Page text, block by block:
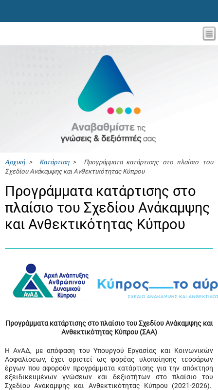
Αρχική> Κατάρτιση> Προγράμματα κατάρτισης στο πλαίσιο του
Σχεδίου Ανάκαμψης και Ανθεκτικότητας Κύπρου
Προγράμματα κατάρτισης στο
πλαίσιο του Σχεδίου Ανάκαμψης
και Ανθεκτικότητας Κύπρου
Προγράμματα κατάρτισης στο πλαίσιο του Σχεδίου Ανάκαμψης και
Ανθεκτικότητας Κύπρου (ΣΑΑ)
Η ΑνΑΔ, με απόφαση του Υπουργού Εργασίας και Κοινωνικών
Ασφαλίσεων, έχει οριστεί ως φορέας υλοποίησης τεσσάρων
έργων που αφορούν προγράμματα κατάρτισης για την απόκτηση
εξειδικευμένων γνώσεων και δεξιοτήτων στο πλαίσιο του
Σχεδίου Ανάκαμψης και Ανθεκτικότητας Κύπρου (2021-2026).